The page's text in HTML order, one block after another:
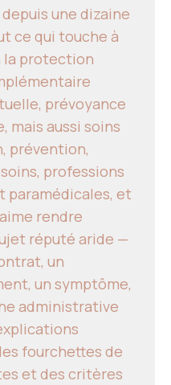
une dizaine
ce qui touche à
la protection
prévoyance
mais aussi soins
prévention,
professions
paramédicales, et
rendre
réputé aride —
un
un symptôme,
administrative
fourchettes de
et des critères